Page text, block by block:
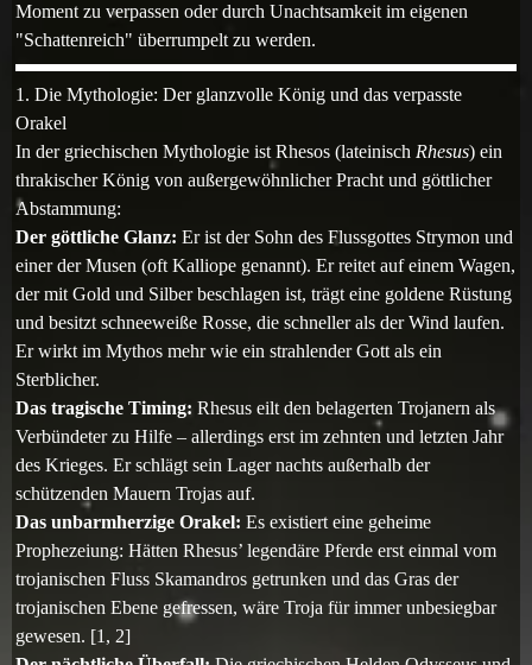
Moment zu verpassen oder durch Unachtsamkeit im eigenen
"Schattenreich" überrumpelt zu werden.
1. Die Mythologie: Der glanzvolle König und das verpasste
Orakel
In der griechischen Mythologie ist Rhesos (lateinisch Rhesus) ein
thrakischer König von außergewöhnlicher Pracht und göttlicher
Abstammung:
Der göttliche Glanz: Er ist der Sohn des Flussgottes Strymon und
einer der Musen (oft Kalliope genannt). Er reitet auf einem Wagen,
der mit Gold und Silber beschlagen ist, trägt eine goldene Rüstung
und besitzt schneeweiße Rosse, die schneller als der Wind laufen.
Er wirkt im Mythos mehr wie ein strahlender Gott als ein
Sterblicher.
Das tragische Timing: Rhesus eilt den belagerten Trojanern als
Verbündeter zu Hilfe – allerdings erst im zehnten und letzten Jahr
des Krieges. Er schlägt sein Lager nachts außerhalb der
schützenden Mauern Trojas auf.
Das unbarmherzige Orakel: Es existiert eine geheime
Prophezeiung: Hätten Rhesus’ legendäre Pferde erst einmal vom
trojanischen Fluss Skamandros getrunken und das Gras der
trojanischen Ebene gefressen, wäre Troja für immer unbesiegbar
gewesen. [1, 2]